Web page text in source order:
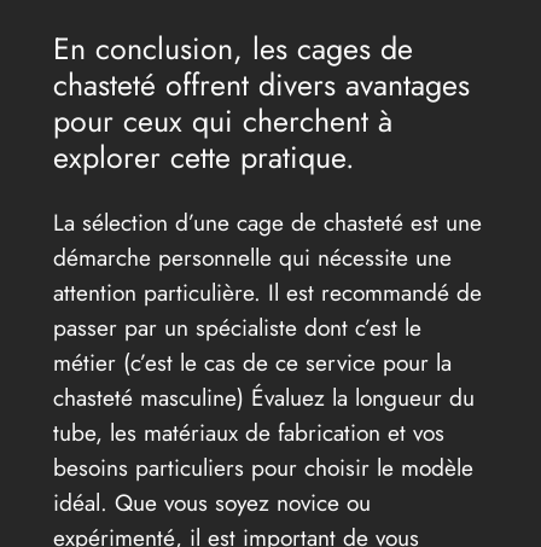
En conclusion, les cages de
chasteté offrent divers avantages
pour ceux qui cherchent à
explorer cette pratique.
La sélection d’une cage de chasteté est une
démarche personnelle qui nécessite une
attention particulière. Il est recommandé de
passer par un spécialiste dont c’est le
métier (c’est le cas de ce service pour la
chasteté masculine) Évaluez la longueur du
tube, les matériaux de fabrication et vos
besoins particuliers pour choisir le modèle
idéal. Que vous soyez novice ou
expérimenté, il est important de vous